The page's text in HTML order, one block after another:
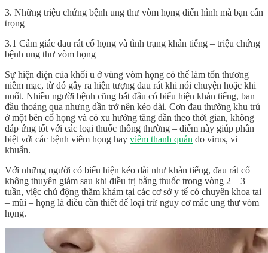
3. Những triệu chứng bệnh ung thư vòm họng điển hình mà bạn cẩn
trọng
3.1 Cảm giác đau rát cổ họng và tình trạng khản tiếng – triệu chứng
bệnh ung thư vòm họng
Sự hiện diện của khối u ở vùng vòm họng có thể làm tổn thương
niêm mạc, từ đó gây ra hiện tượng đau rát khi nói chuyện hoặc khi
nuốt. Nhiều người bệnh cũng bắt đầu có biểu hiện khản tiếng, ban
đầu thoáng qua nhưng dần trở nên kéo dài. Cơn đau thường khu trú
ở một bên cổ họng và có xu hướng tăng dần theo thời gian, không
đáp ứng tốt với các loại thuốc thông thường – điểm này giúp phân
biệt với các bệnh viêm họng hay viêm thanh quản do virus, vi
khuẩn.
Với những người có biểu hiện kéo dài như khản tiếng, đau rát cổ
không thuyên giảm sau khi điều trị bằng thuốc trong vòng 2 – 3
tuần, việc chủ động thăm khám tại các cơ sở y tế có chuyên khoa tai
– mũi – họng là điều cần thiết để loại trừ nguy cơ mắc ung thư vòm
họng.